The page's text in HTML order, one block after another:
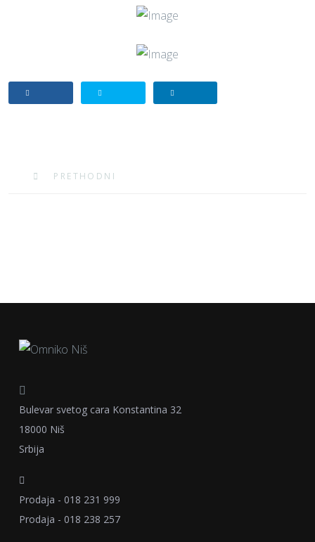
PRETHODNI ČLANAK: HILZNE ZA KRAJ
PRETHODNI
Bulevar svetog cara Konstantina 32
18000 Niš
Srbija
Prodaja - 018 231 999
Prodaja - 018 238 257